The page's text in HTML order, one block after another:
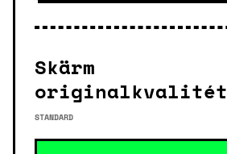
Skärm
originalkvalitét
STANDARD